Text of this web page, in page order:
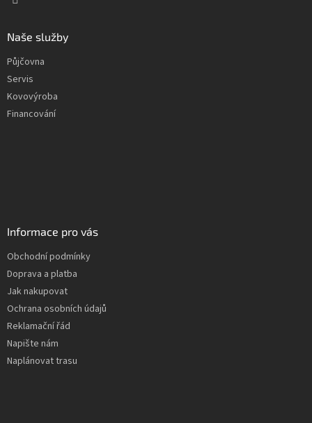
Naše služby
Půjčovna
Servis
Kovovýroba
Financování
Informace pro vás
Obchodní podmínky
Doprava a platba
Jak nakupovat
Ochrana osobních údajů
Reklamační řád
Napište nám
Naplánovat trasu